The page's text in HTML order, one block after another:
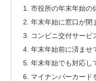
市役所の年末年始の
年末年始に窓口が閉
コンビニ交付サービ
年末年始前に済ませ
年末年始でも対応し
マイナンバーカード